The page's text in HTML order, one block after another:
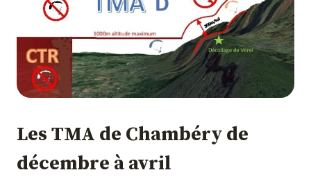
Les TMA de Chambéry de
décembre à avril